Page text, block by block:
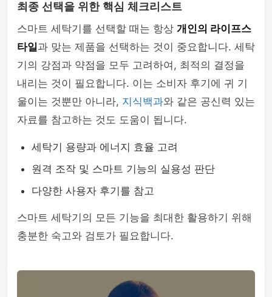
최종 선택을 위한 핵심 체크리스트
스마트 세탁기를 선택할 때는 항상 개인의 라이프스
타일과 맞는 제품을 선택하는 것이 중요합니다. 세탁
기의 강점과 약점을 모두 고려하여, 최적의 결정을
내리는 것이 필요합니다. 이는 소비자 후기에 귀 기
울이는 것뿐만 아니라, 지식백과와 같은 공신력 있는
자료를 참고하는 것도 도움이 됩니다.
세탁기 용량과 에너지 효율 고려
원격 조작 및 스마트 기능의 실용성 판단
다양한 사용자 후기를 참고
스마트 세탁기의 모든 기능을 최대한 활용하기 위해
충분한 숙고와 검토가 필요합니다.